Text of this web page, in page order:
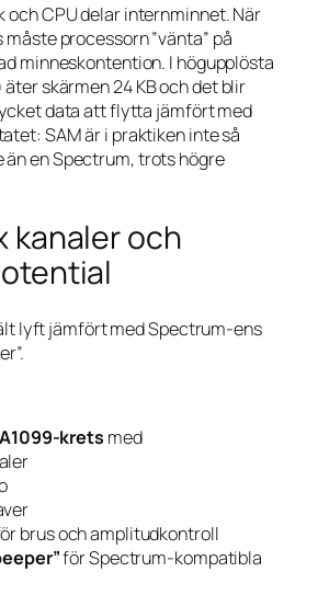
och CPU delar internminnet. När
processorn ”vänta” på
minneskontention. I högupplösta
skärmen 24 KB och det blir
data att flytta jämfört med
SAM är i praktiken inte så
än en Spectrum, trots högre
kanaler och
lyft jämfört med Spectrum-ens
krets med
brus och amplitudkontroll
för Spectrum-kompatibla